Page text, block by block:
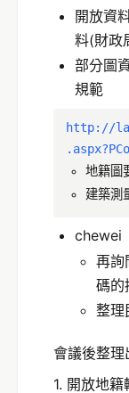
開放資
料(財政
部分圖
規範
http://
地籍圖
建築測
chewei
再詢
碼的
整理
會議後整理
1. 開放地